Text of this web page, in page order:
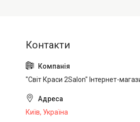
"Світ Краси 2Salon" Інтернет-
Київ, Україна